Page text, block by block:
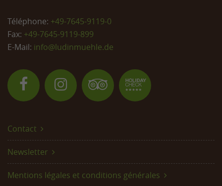
Téléphone: +49-7645-9119-0
Fax: +49-7645-9119-899
E-Mail: info@ludinmuehle.de
Contact
Newsletter
Mentions légales et conditions générales